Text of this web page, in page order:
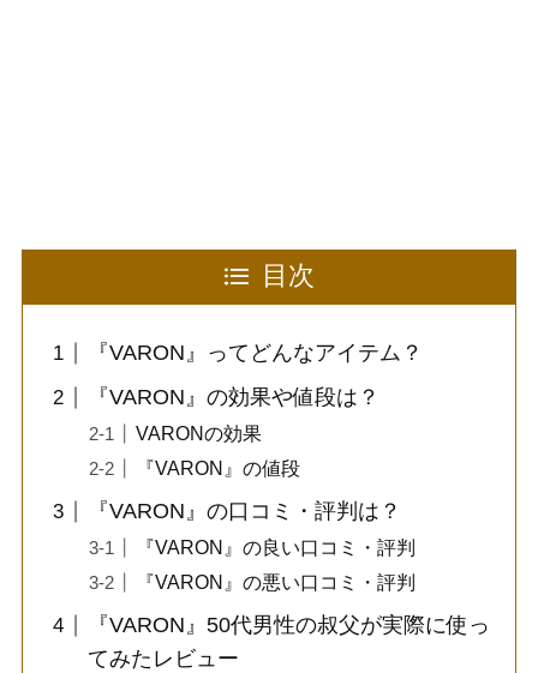
目次
『VARON』ってどんなアイテム？
『VARON』の効果や値段は？
VARONの効果
『VARON』の値段
『VARON』の口コミ・評判は？
『VARON』の良い口コミ・評判
『VARON』の悪い口コミ・評判
『VARON』50代男性の叔父が実際に使っ
てみたレビュー